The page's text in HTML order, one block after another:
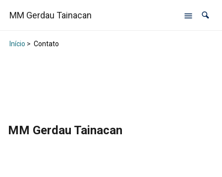
MM Gerdau Tainacan
Início > Contato
MM Gerdau Tainacan